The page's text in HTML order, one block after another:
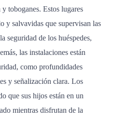
toboganes. Estos lugares
y salvavidas que supervisan las
seguridad de los huéspedes,
las instalaciones están
como profundidades
y señalización clara. Los
que sus hijos están en un
mientras disfrutan de la